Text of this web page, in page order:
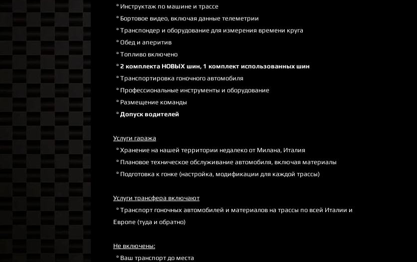
° Инструктаж по машине и трассе
° Бортовое видео, включая данные телеметрии
° Транспондер и оборудование для измерения времени круга
° Обед и аперитив
° Топливо включено
° 2 комплекта НОВЫХ шин, 1 комплект использованных шин
° Транспортировка гоночного автомобиля
° Профессиональные инструменты и оборудование
° Размещение команды
° Допуск водителей
Услуги гаража
° Хранение на нашей территории недалеко от Милана, Италия
° Плановое техническое обслуживание автомобиля, включая материалы
° Подготовка к гонке (настройка, модификации для каждой трассы)
Услуги трансфера включают
° Транспорт гоночных автомобилей и материалов на трассы по всей Италии и
Европе (туда и обратно)
Не включены:
° Ваш транспорт до места